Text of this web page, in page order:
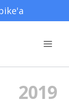
2019